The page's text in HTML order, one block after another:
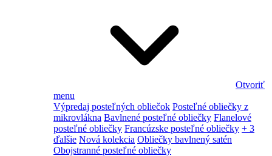
Otvoriť
menu
Výpredaj posteľných obliečok Posteľné obliečky z
mikrovlákna Bavlnené posteľné obliečky Flanelové
posteľné obliečky Francúzske posteľné obliečky + 3
ďalšie Nová kolekcia Obliečky bavlnený satén
Obojstranné posteľné obliečky